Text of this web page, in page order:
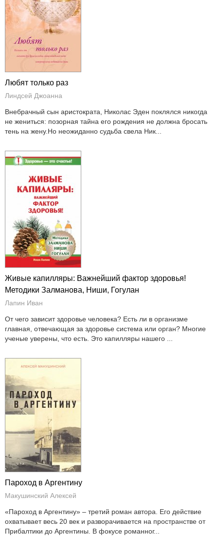
Любят только раз
Линдсей Джоанна
Внебрачный сын аристократа, Николас Эден поклялся никогда
не жениться: позорная тайна его рождения не должна бросать
тень на жену.Но неожиданно судьба свела Ник...
Живые капилляры: Важнейший фактор здоровья!
Методики Залманова, Ниши, Гогулан
Лапин Иван
От чего зависит здоровье человека? Есть ли в организме
главная, отвечающая за здоровье система или орган? Многие
ученые уверены, что есть. Это капилляры нашего ...
Пароход в Аргентину
Макушинский Алексей
«Пароход в Аргентину» – третий роман автора. Его действие
охватывает весь 20 век и разворачивается на пространстве от
Прибалтики до Аргентины. В фокусе романног...